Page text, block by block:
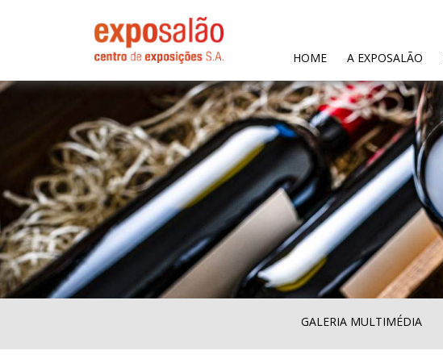
HOME(CURRENT)
A EXPOSALÃO
GALERIA MULTIMÉDIA